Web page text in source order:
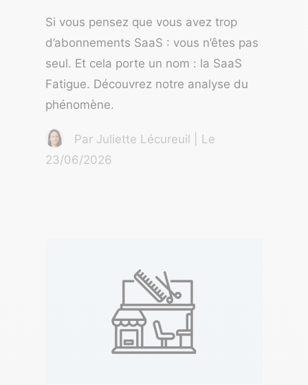
Si vous pensez que vous avez trop
d’abonnements SaaS : vous n’êtes pas
seul. Et cela porte un nom : la SaaS
Fatigue. Découvrez notre analyse du
phénomène.
Par Juliette Lécureuil | Le
23/06/2026